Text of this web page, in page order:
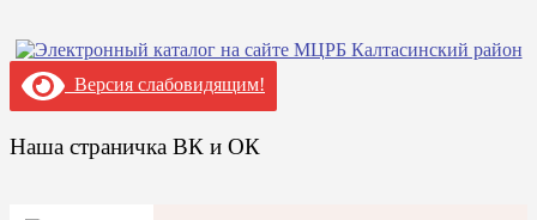
Версия слабовидящим!
Наша страничка ВК и ОК